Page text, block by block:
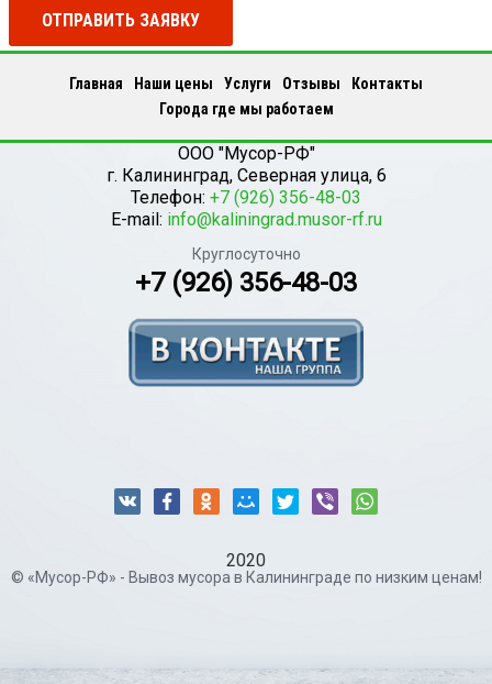
ОТПРАВИТЬ ЗАЯВКУ
Главная Наши цены Услуги Отзывы
Контакты
Города где мы работаем
ООО "Мусор-РФ"
г. Калининград, Северная улица, 6
Телефон: +7 (926) 356-48-03
E-mail: info@kaliningrad.musor-rf.ru
Круглосуточно
+7 (926) 356-48-03
2020
© «Мусор-РФ» - Вывоз мусора в Калининграде по низким ценам!